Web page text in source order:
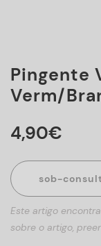
Pingente
Verm/
4,90€
sob-
Este artigo
sobre o artigo,